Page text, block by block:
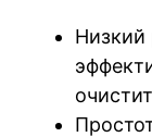
Низкий